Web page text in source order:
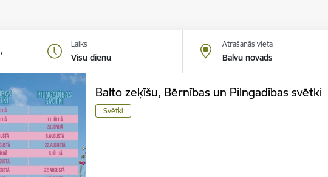
Laiks
Visu dienu
Atrašanās vieta
Balvu novads
Balto zeķīšu, Bērnības un Pilngadības svētki
Svētki